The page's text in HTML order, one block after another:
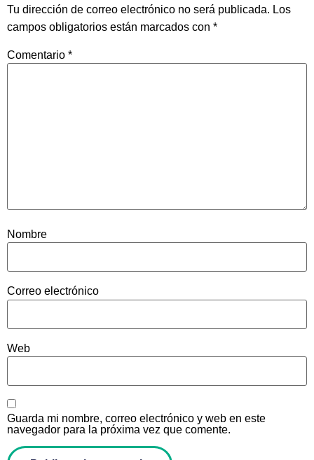
Tu dirección de correo electrónico no será publicada. Los
campos obligatorios están marcados con *
Comentario *
Nombre
Correo electrónico
Web
Guarda mi nombre, correo electrónico y web en este
navegador para la próxima vez que comente.